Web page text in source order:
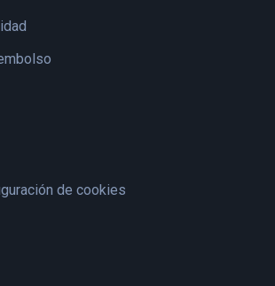
de cookies